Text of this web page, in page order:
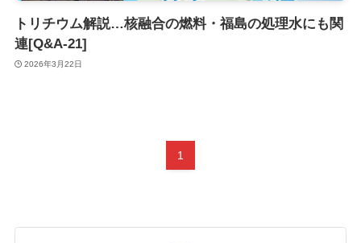
トリチウム解説…核融合の燃料・福島の処理水にも関
連[Q&A-21]
2026年3月22日
1